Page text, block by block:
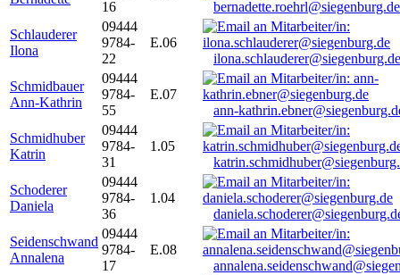
16
bernadette.roehrl@siegenburg.de
Schlauderer
Ilona
09444
9784-
22
E.06
ilona.schlauderer@siegenburg.de
Schmidbauer
Ann-Kathrin
09444
9784-
55
E.07
ann-
Schmidhuber
Katrin
09444
9784-
31
1.05
Schoderer
Daniela
09444
9784-
36
1.04
Seidenschwand
Annalena
09444
9784-
17
E.08